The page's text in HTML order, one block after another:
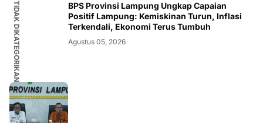
TIDAK DIKATEGORIKAN
BPS Provinsi Lampung Ungkap Capaian
Positif Lampung: Kemiskinan Turun, Inflasi
Terkendali, Ekonomi Terus Tumbuh
Agustus 05, 2026